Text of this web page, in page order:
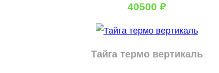
40500 ₽
Тайга термо вертикаль